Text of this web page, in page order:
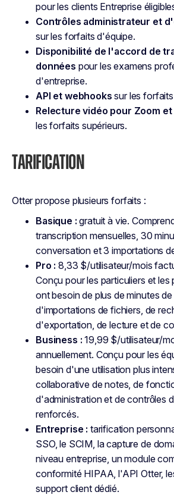
pour les clients Entreprise
Contrôles administrateur et
sur les forfaits d'équipe.
Disponibilité de l'accord de
données pour les examens
d'entreprise.
API et webhooks sur les
Relecture vidéo pour Zoom
les forfaits supérieurs.
TARIFICATION
Otter propose plusieurs forfaits :
Basique : gratuit à vie.
transcription mensuelles, 30
conversation et 3 importations
Pro : 8,33 $/utilisateur/mois
Conçu pour les particuliers et les
ont besoin de plus de minutes
d'importations de fichiers, de
d'exportation, de lecture et de
Business : 19,99 $/utilisateur/
annuellement. Conçu pour les
besoin d'une utilisation plus
collaborative de notes, de
d'administration et de contrôles
renforcés.
Entreprise : tarification
SSO, le SCIM, la capture de
niveau entreprise, un module
conformité HIPAA, l'API Otter,
support client dédié.